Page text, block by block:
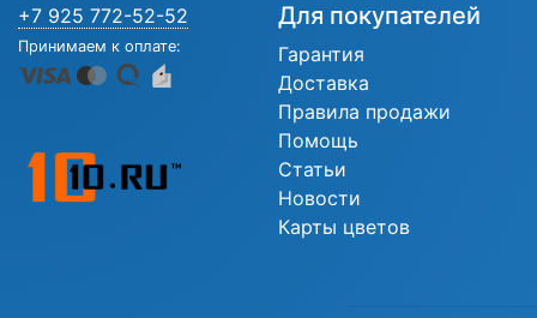
+7 925 772-52-52
Принимаем к оплате:
Для покупателей
Гарантия
Доставка
Правила продажи
Помощь
Статьи
Новости
Карты цветов